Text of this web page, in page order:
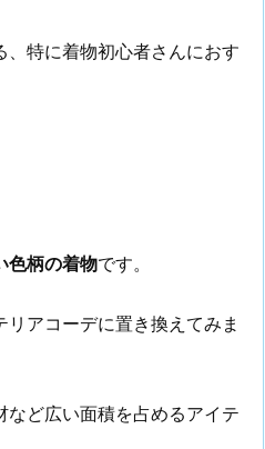
、特に着物初心者さんにおす
色柄の着物です。
アコーデに置き換えてみま
ど広い面積を占めるアイテ